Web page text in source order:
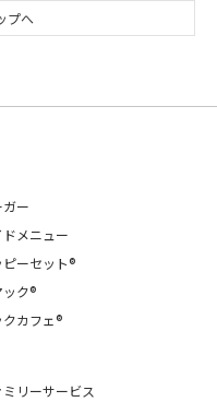
プへ
ガー
メニュー
ピーセット®
ク®
クカフェ®
ミリーサービス